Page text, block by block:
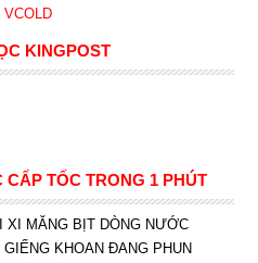
KINGPOST
TỐC TRONG 1 PHÚT
XI MĂNG BỊT DÒNG NƯỚC
KHOAN ĐANG PHUN